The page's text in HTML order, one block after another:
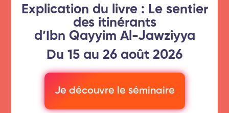
Nos articles Formations
succès !
Continuer mes achats
panier
Voir les autres formations
Explication du livre : Le sentier
des itinérants
d’Ibn Qayyim Al-Jawziyya
Du 15 au 26 août 2026
Je découvre le séminaire